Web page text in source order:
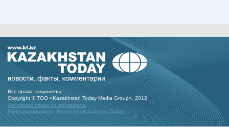
Все права защишены
Copyright © ТОО «Kazakhstan Today Media Group», 2012
Авторские права на материалы
Информационного Агентства Kazakstan Today